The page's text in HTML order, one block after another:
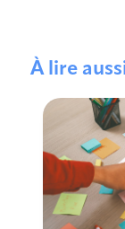
À lire